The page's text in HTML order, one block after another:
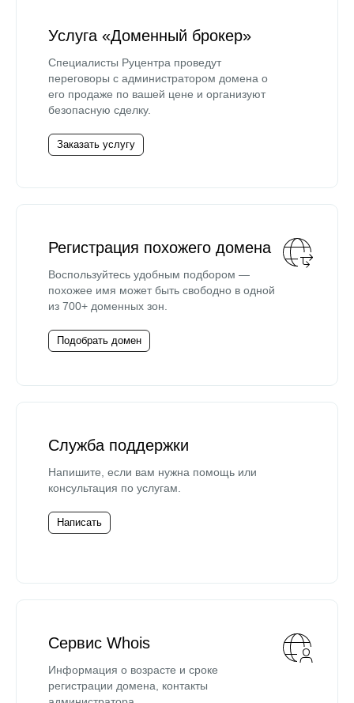
Услуга «Доменный брокер»
Специалисты Руцентра проведут
переговоры с администратором домена о
его продаже по вашей цене и организуют
безопасную сделку.
Заказать услугу
Регистрация похожего домена
Воспользуйтесь удобным подбором —
похожее имя может быть свободно в одной
из 700+ доменных зон.
Подобрать домен
Служба поддержки
Напишите, если вам нужна помощь или
консультация по услугам.
Написать
Сервис Whois
Информация о возрасте и сроке
регистрации домена, контакты